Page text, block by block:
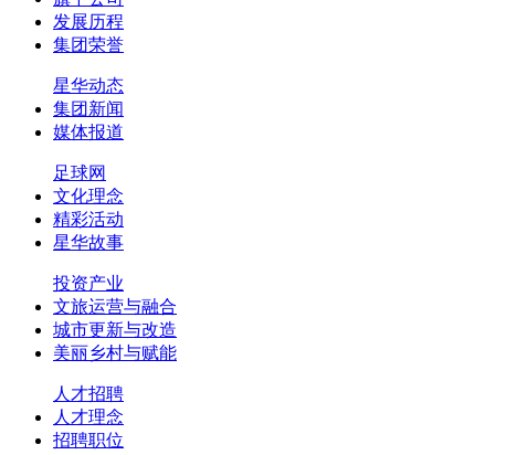
发展历程
集团荣誉
星华动态
集团新闻
媒体报道
足球网
文化理念
精彩活动
星华故事
投资产业
文旅运营与融合
城市更新与改造
美丽乡村与赋能
人才招聘
人才理念
招聘职位